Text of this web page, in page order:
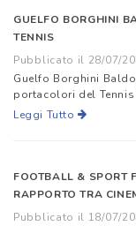
GUELFO BORGHINI
TENNIS
Pubblicato il 28/07/
Guelfo Borghini
portacolori del
Leggi Tutto
FOOTBALL & SPORT
RAPPORTO TRA
Pubblicato il 18/07/